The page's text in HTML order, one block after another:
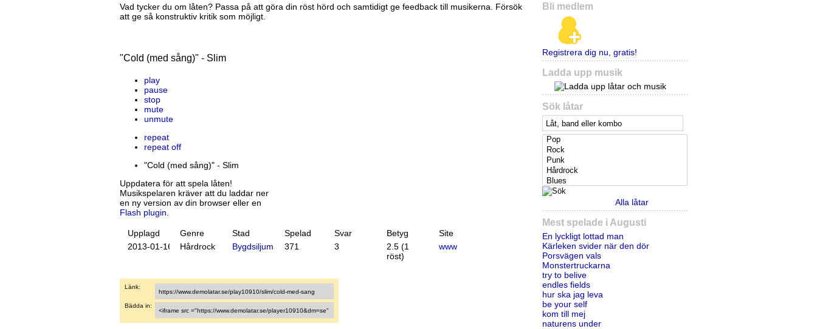
Vad tycker du om låten? Passa på att göra din röst hörd och samtidigt ge feedback till musikerna. Försök
att ge så konstruktiv kritik som möjligt.
"Cold (med sång)" - Slim
play
pause
stop
mute
unmute
repeat
repeat off
"Cold (med sång)" - Slim
Uppdatera för att spela låten!
Musikspelaren kräver att du laddar ner
en ny version av din browser eller en
Flash plugin.
Upplagd Genre Stad Spelad Svar Betyg
Site
2013-01-16 Hårdrock Bygdsiljum 371 3 2.5(1
röst)
www
Länk:
Bädda in:
Bli medlem
Registrera dig nu, gratis!
Ladda upp musik
Sök låtar
Alla låtar
Mest spelade i Augusti
En lyckligt lottad man
Kärleken svider när den dör
Porsvägen vals
Monstertruckarna
try to belive
endles fields
hur ska jag leva
be your self
kom till mej
naturens under